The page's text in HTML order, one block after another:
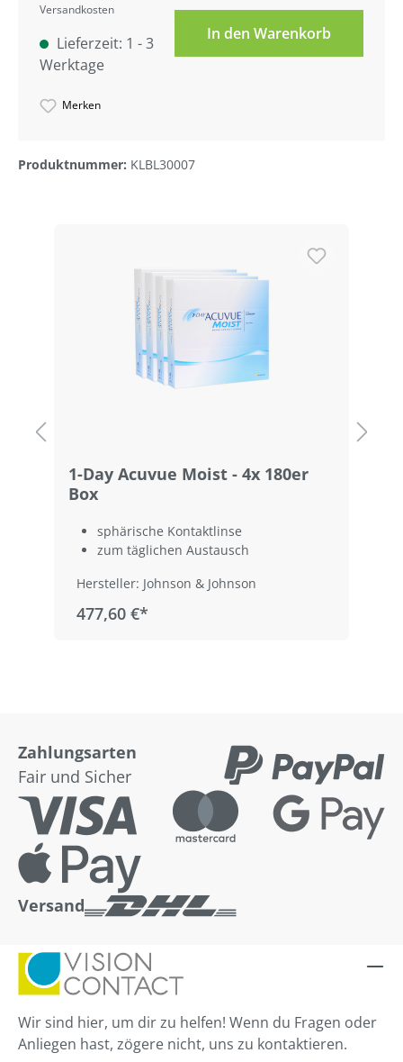
Versandkosten
Lieferzeit: 1 - 3
Werktage
Merken
In den Warenkorb
Produktnummer: KLBL30007
1-Day Acuvue Moist - 4x 180er
Box
sphärische Kontaktlinse
zum täglichen Austausch
Hersteller: Johnson & Johnson
477,60 €*
Zahlungsarten
Fair und Sicher
Versand
Wir sind hier, um dir zu helfen! Wenn du Fragen oder
Anliegen hast, zögere nicht, uns zu kontaktieren.